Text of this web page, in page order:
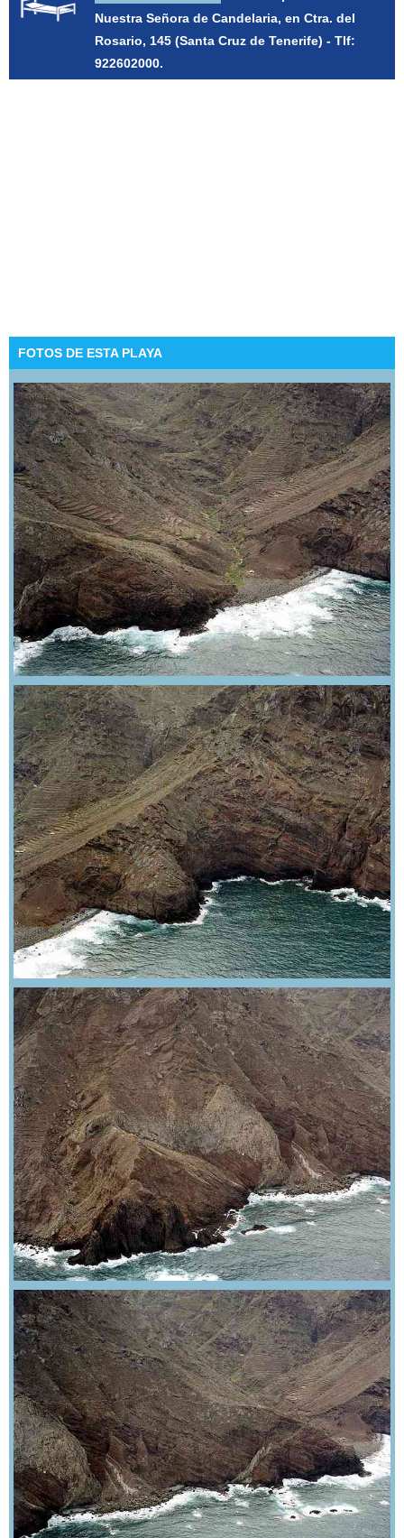
Nuestra Señora de Candelaria, en Ctra. del
Rosario, 145 (Santa Cruz de Tenerife) - Tlf:
922602000.
FOTOS DE ESTA PLAYA